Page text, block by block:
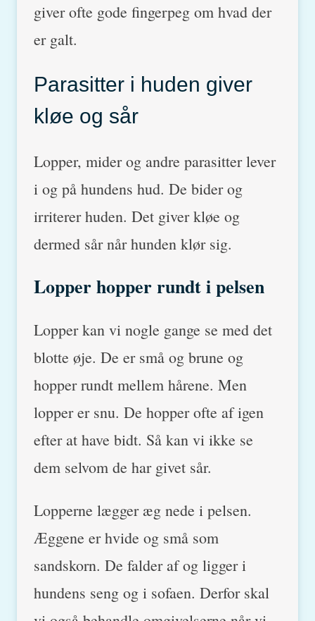
giver ofte gode fingerpeg om hvad der
er galt.
Parasitter i huden giver
kløe og sår
Lopper, mider og andre parasitter lever
i og på hundens hud. De bider og
irriterer huden. Det giver kløe og
dermed sår når hunden klør sig.
Lopper hopper rundt i pelsen
Lopper kan vi nogle gange se med det
blotte øje. De er små og brune og
hopper rundt mellem hårene. Men
lopper er snu. De hopper ofte af igen
efter at have bidt. Så kan vi ikke se
dem selvom de har givet sår.
Lopperne lægger æg nede i pelsen.
Æggene er hvide og små som
sandskorn. De falder af og ligger i
hundens seng og i sofaen. Derfor skal